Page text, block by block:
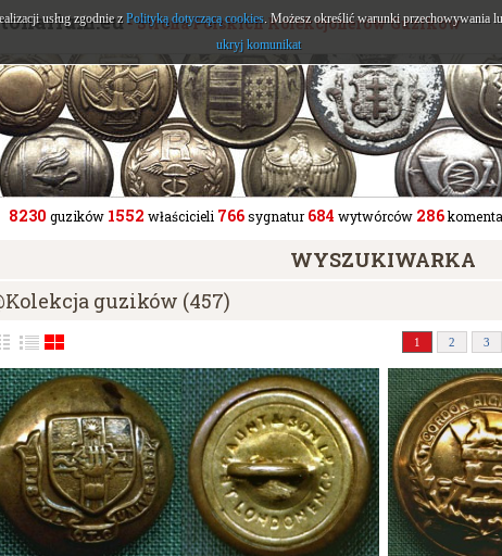
- Strona Polskich Kolekcjonerów Guzików
8230 guzików 1552 właścicieli 766sygnatur684 wytwórców 286
WYSZUKIWARKA
guzików (457)
1 2 3
usług zgodnie z Polityką dotyczącą cookies. Możesz określić warunki przechowywania
ukryj komunikat